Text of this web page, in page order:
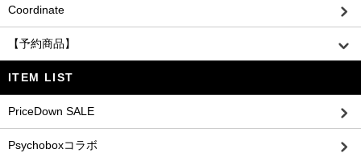
Coordinate
【予約商品】
ITEM LIST
PriceDown SALE
Psychoboxコラボ